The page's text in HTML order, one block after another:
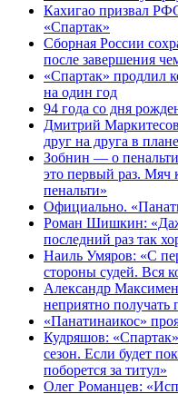
Кахигао призвал
«Спартак»
Сборная России
после завершения
«Спартак» продлил
на один год
94 года со дня
Дмитрий
друг на друга в
Зобнин — о
это первый раз. Мяч
пенальти»
Официально.
Роман Шишкин:
последний раз так
Наиль Умяров: «С
стороны судей. Вся
Александр
неприятно получать
«Панатинаикос»
Кудряшов:
сезон. Если будет
поборется за титул»
Олег Романцев: